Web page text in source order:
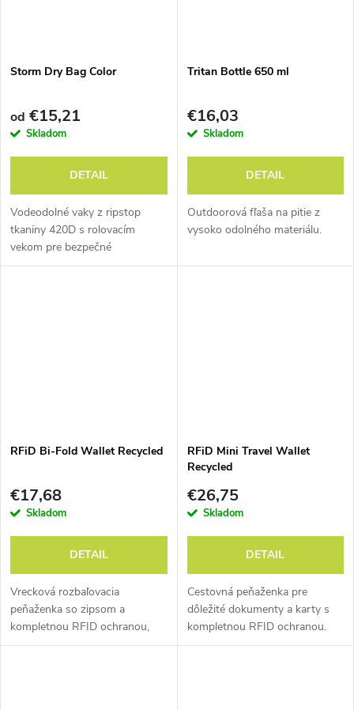
Storm Dry Bag Color
od €15,21
Skladom
DETAIL
Vodeodolné vaky z ripstop
tkaniny 420D s rolovacím
vekom pre bezpečné
uzatvorenie. Farebné rozlíšenie
Tritan Bottle 650 ml
€16,03
Skladom
DETAIL
Outdoorová fľaša na pitie z
vysoko odolného materiálu.
RFiD Bi-Fold Wallet Recycled
€17,68
Skladom
DETAIL
Vrecková rozbaľovacia
peňaženka so zipsom a
kompletnou RFID ochranou,
100% recyklovateľná.
RFiD Mini Travel Wallet
Recycled
€26,75
Skladom
DETAIL
Cestovná peňaženka pre
dôležité dokumenty a karty s
kompletnou RFID ochranou.